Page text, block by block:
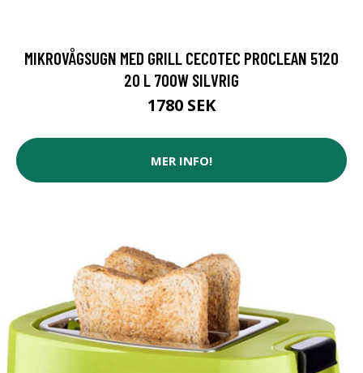
MIKROVÅGSUGN MED GRILL CECOTEC PROCLEAN 5120
20 L 700W SILVRIG
1780 SEK
MER INFO!